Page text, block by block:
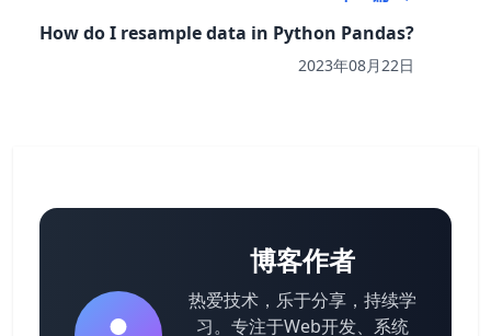
How do I resample data in Python Pandas?
2023年08月22日
博客作者
热爱技术，乐于分享，持续学
习。专注于Web开发、系统